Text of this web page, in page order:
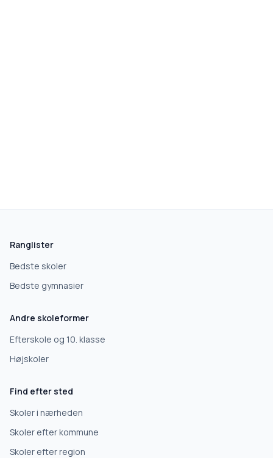
Hvad leder du efter?
Grundskole
10. klasse
Erhvervsuddannelse
Ranglister
Bedste skoler
Bedste gymnasier
Andre skoleformer
Efterskole og 10. klasse
Højskoler
Find efter sted
Skoler i nærheden
Skoler efter kommune
Skoler efter region